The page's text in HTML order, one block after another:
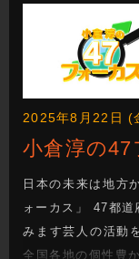
い・・・。 でも、
つなぐ地方創生成
2025年8月22日 (
小倉淳の
日本の未来は地方
ォーカス」 47都道
みます芸人の活動
全国各地の個性豊